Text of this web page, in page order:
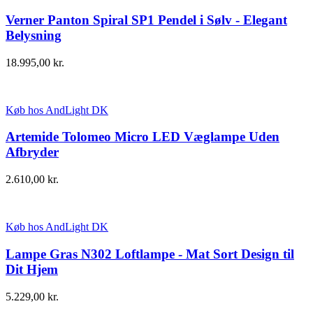
Verner Panton Spiral SP1 Pendel i Sølv - Elegant
Belysning
18.995,00 kr.
Køb hos AndLight DK
Artemide Tolomeo Micro LED Væglampe Uden
Afbryder
2.610,00 kr.
Køb hos AndLight DK
Lampe Gras N302 Loftlampe - Mat Sort Design til
Dit Hjem
5.229,00 kr.